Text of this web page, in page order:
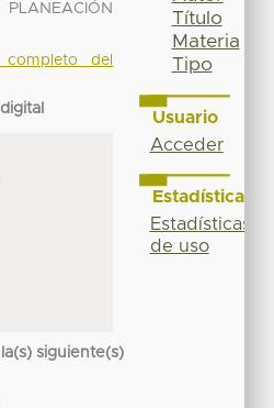
del
siguiente(s)
Título
Materia
Tipo
Usuario
Acceder
Estadísticas
Estadísticas
de uso